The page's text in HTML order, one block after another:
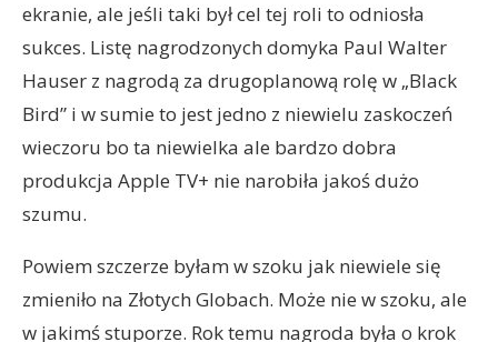
ekranie, ale jeśli taki był cel tej roli to odniosła
sukces. Listę nagrodzonych domyka Paul Walter
Hauser z nagrodą za drugoplanową rolę w „Black
Bird” i w sumie to jest jedno z niewielu zaskoczeń
wieczoru bo ta niewielka ale bardzo dobra
produkcja Apple TV+ nie narobiła jakoś dużo
szumu.
Powiem szczerze byłam w szoku jak niewiele się
zmieniło na Złotych Globach. Może nie w szoku, ale
w jakimś stuporze. Rok temu nagroda była o krok